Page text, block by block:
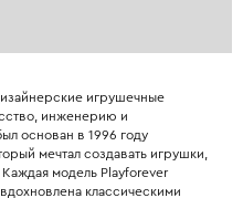
игрушечные
инженерию и
основан в 1996 году
мечтал создавать игрушки,
модель Playforever
классическими